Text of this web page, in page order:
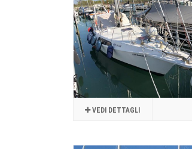
VEDI DETTAGLI